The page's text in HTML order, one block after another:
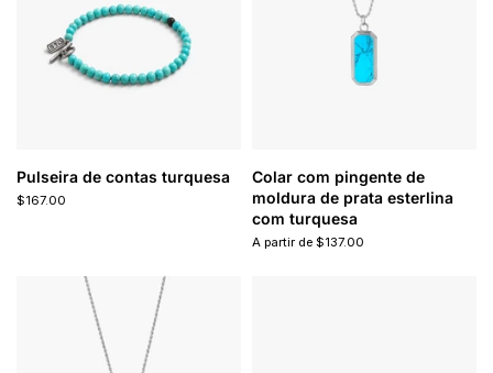
Pulseira de contas turquesa
$167.00
Colar com pingente de
moldura de prata esterlina
com turquesa
A partir de $137.00